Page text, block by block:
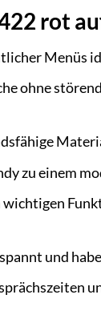
rot
Menüs
ohne
zu einem
und